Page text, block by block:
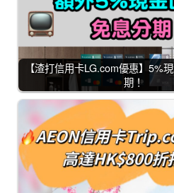
【渣打信用卡LG.com優惠】5%
期！